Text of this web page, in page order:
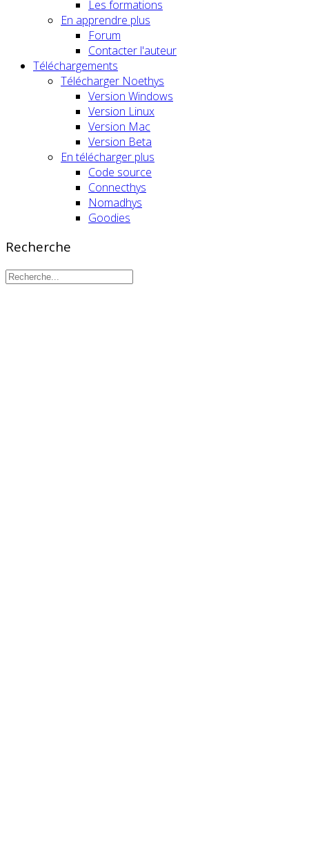
Les formations
En apprendre plus
Forum
Contacter l'auteur
Téléchargements
Télécharger Noethys
Version Windows
Version Linux
Version Mac
Version Beta
En télécharger plus
Code source
Connecthys
Nomadhys
Goodies
Recherche